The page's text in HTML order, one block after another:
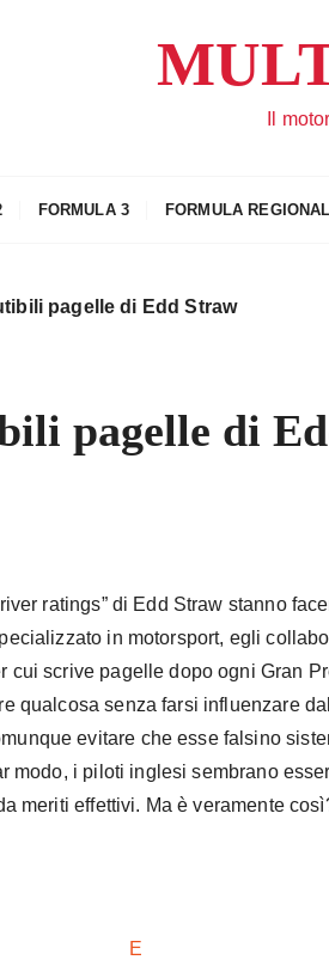
Il
FORMULA 3 FORMULA REGIONAL
pagelle di Edd Straw
pagelle di
ratings” di Edd Straw stanno
in motorsport, egli
cui scrive pagelle dopo ogni Gran
qualcosa senza farsi influenzare
evitare che esse falsino
modo, i piloti inglesi sembrano
meriti effettivi. Ma è veramente
E